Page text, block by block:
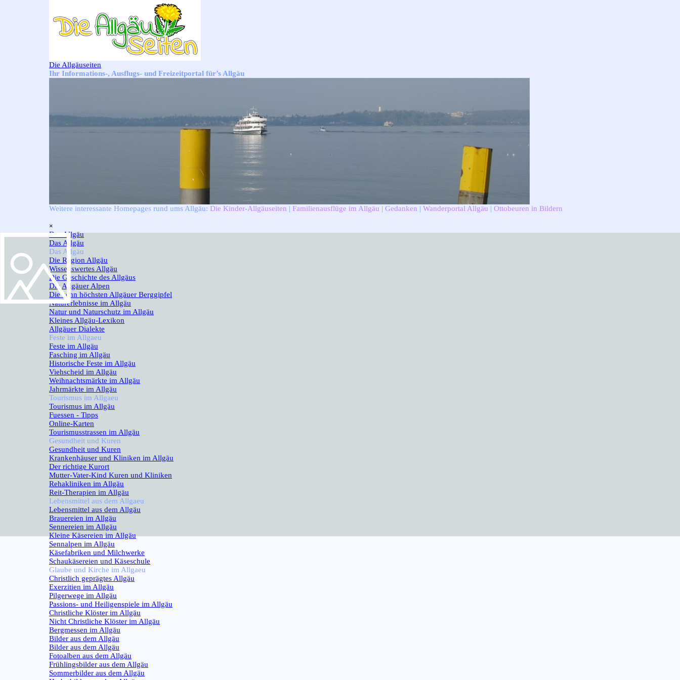
Die Allgäuseiten
Ihr Informations-, Ausflugs- und Freizeitportal für’s Allgäu
Weitere interessante Homepages rund ums Allgäu: Die Kinder-Allgäuseiten | Familienausflüge im Allgäu | Gedanken | Wanderportal Allgäu | Ottobeuren in Bildern
×
Das Allgäu▼
Das Allgäu
Das Allgäu
Die Region Allgäu
Wissenswertes Allgäu
Die Geschichte des Allgäus
Die Allgäuer Alpen
Die zehn höchsten Allgäuer Berggipfel
Naturerlebnisse im Allgäu
Natur und Naturschutz im Allgäu
Kleines Allgäu-Lexikon
Allgäuer Dialekte
Feste im Allgaeu
Feste im Allgäu
Fasching im Allgäu
Historische Feste im Allgäu
Viehscheid im Allgäu
Weihnachtsmärkte im Allgäu
Jahrmärkte im Allgäu
Tourismus im Allgaeu
Tourismus im Allgäu
Fuessen - Tipps
Online-Karten
Tourismusstrassen im Allgäu
Gesundheit und Kuren
Gesundheit und Kuren
Krankenhäuser und Kliniken im Allgäu
Der richtige Kurort
Mutter-Vater-Kind Kuren und Kliniken
Rehakliniken im Allgäu
Reit-Therapien im Allgäu
Lebensmittel aus dem Allgaeu
Lebensmittel aus dem Allgäu
Brauereien im Allgäu
Sennereien im Allgäu
Kleine Käsereien im Allgäu
Sennalpen im Allgäu
Käsefabriken und Milchwerke
Schaukäsereien und Käseschule
Glaube und Kirche im Allgaeu
Christlich geprägtes Allgäu
Exerzitien im Allgäu
Pilgerwege im Allgäu
Passions- und Heiligenspiele im Allgäu
Christliche Klöster im Allgäu
Nicht Christliche Klöster im Allgäu
Bergmessen im Allgäu
Bilder aus dem Allgäu
Bilder aus dem Allgäu
Fotoalben aus dem Allgäu
Frühlingsbilder aus dem Allgäu
Sommerbilder aus dem Allgäu